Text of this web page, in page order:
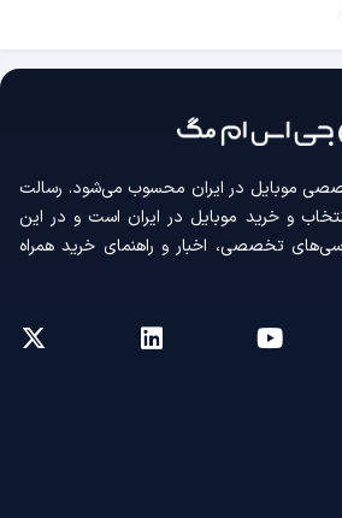
موبایل در ایران محسوب می‌شود. رسالت
و خرید موبایل در ایران است و در این
تخصصی، اخبار و راهنمای خرید همراه